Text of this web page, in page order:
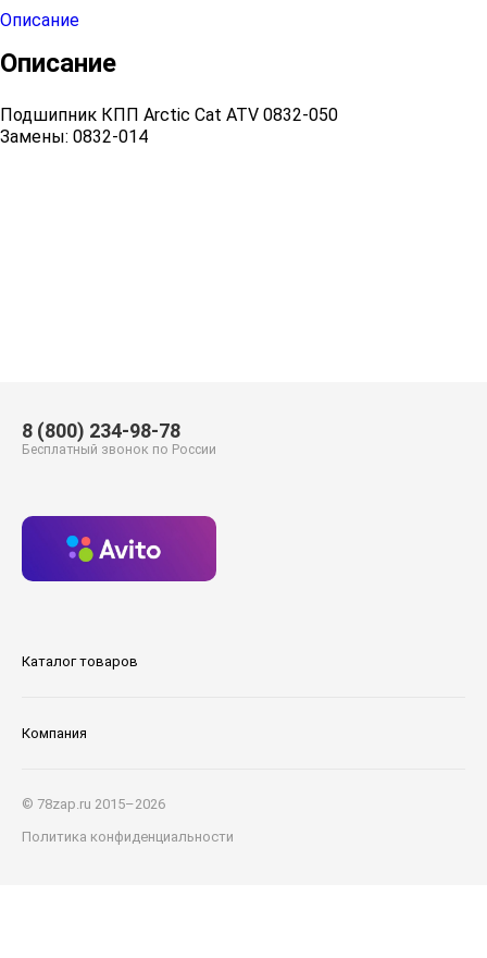
Описание
Описание
Подшипник КПП Arctic Cat ATV 0832-050
Замены: 0832-014
Каталог товаров
Компания
8 (800) 234-98-78
Бесплатный звонок по России
© 78zap.ru 2015–2026
Политика конфиденциальности